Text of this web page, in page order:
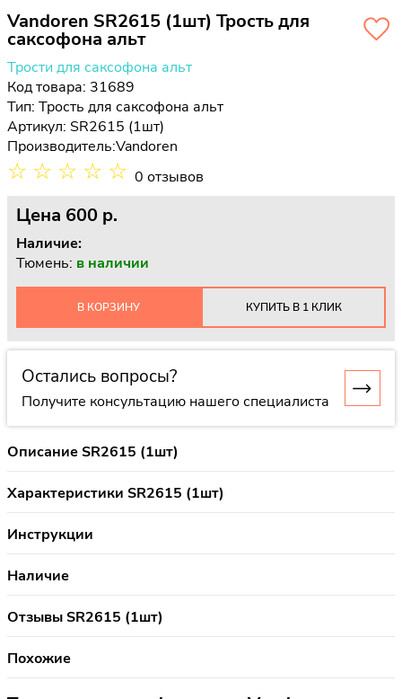
Vandoren SR2615 (1шт) Трость для
саксофона альт
Трости для саксофона альт
Код товара: 31689
Тип: Трость для саксофона альт
Артикул: SR2615 (1шт)
Производитель:Vandoren
☆ ☆ ☆ ☆ ☆ 0 отзывов
Цена 600 p.
Наличие:
Тюмень: в наличии
В КОРЗИНУ КУПИТЬ В 1 КЛИК
Остались вопросы?
Получите консультацию нашего специалиста
Описание SR2615 (1шт)
Характеристики SR2615 (1шт)
Инструкции
Наличие
Отзывы SR2615 (1шт)
Похожие